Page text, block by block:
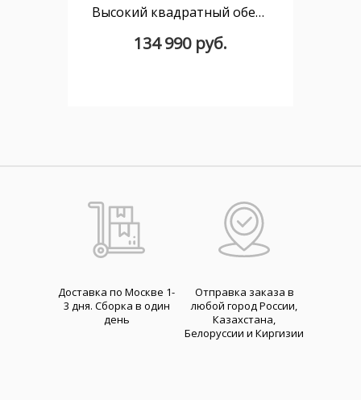
Высокий квадратный обеденный стол Flamingo C 70
134 990 руб.
Доставка по Москве 1-
3 дня. Cборка в один
день
Отправка заказа в
любой город России,
Казахстана,
Белоруссии и Киргизии